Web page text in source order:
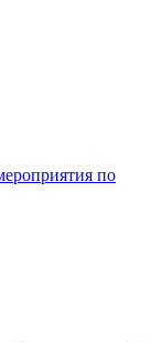
по